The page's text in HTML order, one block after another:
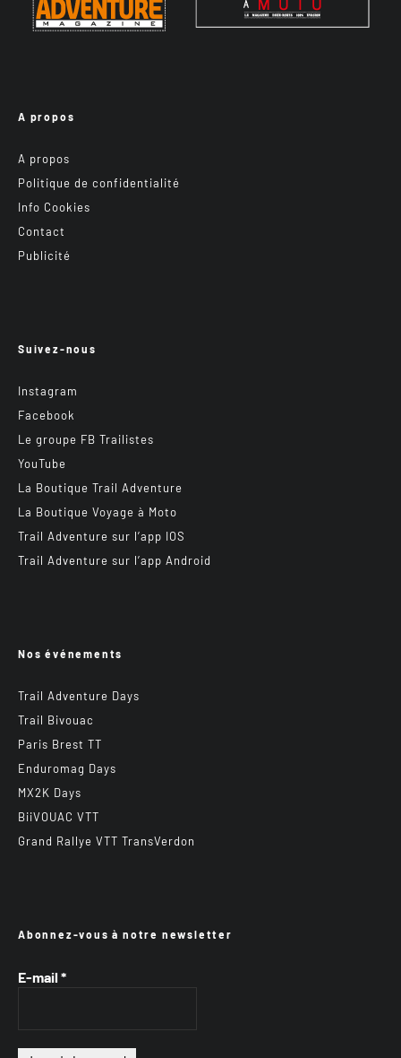
A propos
A propos
Politique de confidentialité
Info Cookies
Contact
Publicité
Suivez-nous
Instagram
Facebook
Le groupe FB Trailistes
YouTube
La Boutique Trail Adventure
La Boutique Voyage à Moto
Trail Adventure sur l’app IOS
Trail Adventure sur l’app Android
Nos événements
Trail Adventure Days
Trail Bivouac
Paris Brest TT
Enduromag Days
MX2K Days
BiiVOUAC VTT
Grand Rallye VTT TransVerdon
Abonnez-vous à notre newsletter
E-mail *